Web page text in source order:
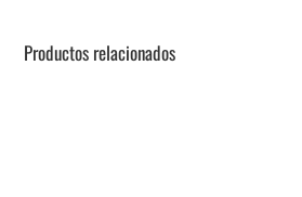
Productos relacionados